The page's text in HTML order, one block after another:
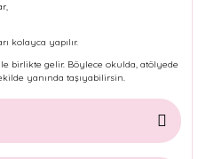
kolayca yapılır.
birlikte gelir. Böylece okulda, atölyede
yanında taşıyabilirsin.